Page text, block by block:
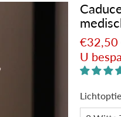
€32,50
U